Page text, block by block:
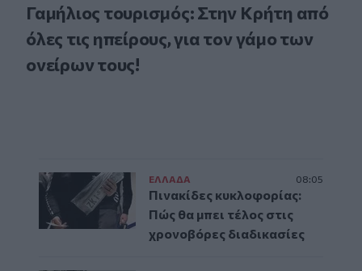
Γαμήλιος τουρισμός: Στην Κρήτη από
όλες τις ηπείρους, για τον γάμο των
ονείρων τους!
ΕΛΛAΔΑ 08:05
Πινακίδες κυκλοφορίας:
Πώς θα μπει τέλος στις
χρονοβόρες διαδικασίες